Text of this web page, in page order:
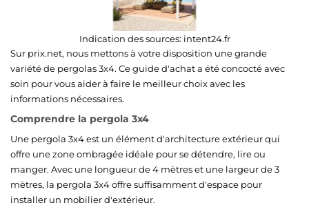
Indication des sources: intent24.fr
Sur prix.net, nous mettons à votre disposition une grande
variété de pergolas 3x4. Ce guide d'achat a été concocté avec
soin pour vous aider à faire le meilleur choix avec les
informations nécessaires.
Comprendre la pergola 3x4
Une pergola 3x4 est un élément d'architecture extérieur qui
offre une zone ombragée idéale pour se détendre, lire ou
manger. Avec une longueur de 4 mètres et une largeur de 3
mètres, la pergola 3x4 offre suffisamment d'espace pour
installer un mobilier d'extérieur.